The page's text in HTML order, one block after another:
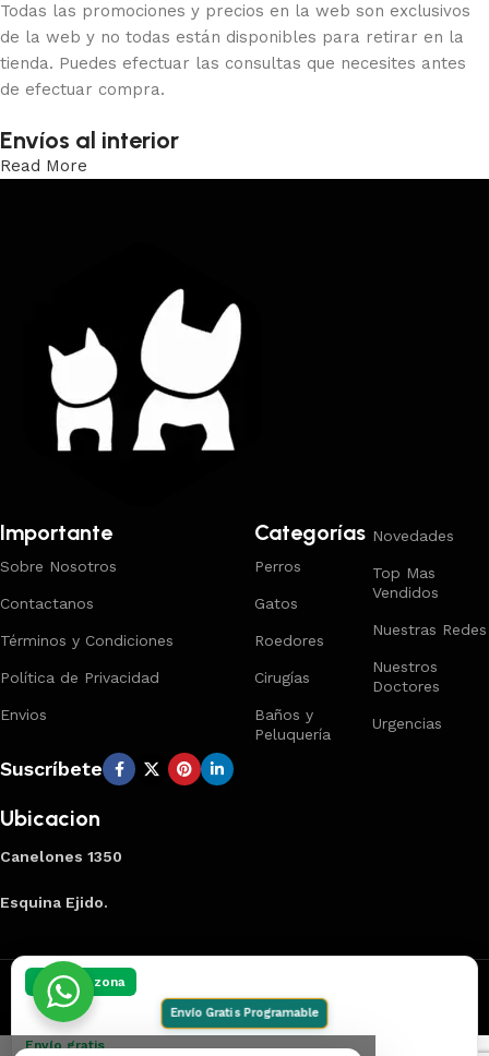
Elegí tu zona
Envío Gratis Programable
Envío gratis
Todas las promociones y precios en la web son exclusivos
de la web y no todas están disponibles para retirar en la
tienda. Puedes efectuar las consultas que necesites antes
de efectuar compra.
Envíos al interior
Read More
Importante
Sobre Nosotros
Contactanos
Términos y Condiciones
Política de Privacidad
Envios
Categorías
Perros
Gatos
Roedores
Cirugías
Baños y
Peluquería
Novedades
Top Mas
Vendidos
Nuestras Redes
Nuestros
Doctores
Urgencias
Suscríbete
Ubicacion
Canelones 1350
Esquina Ejido.
Creado por